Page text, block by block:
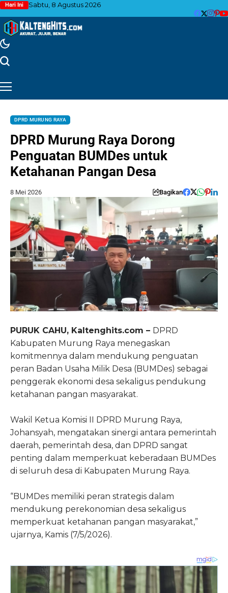
Hari Ini Sabtu, 8 Agustus 2026
DPRD MURUNG RAYA
DPRD Murung Raya Dorong
Penguatan BUMDes untuk
Ketahanan Pangan Desa
8 Mei 2026 Bagikan
PURUK CAHU, Kaltenghits.com – DPRD
Kabupaten Murung Raya menegaskan
komitmennya dalam mendukung penguatan
peran Badan Usaha Milik Desa (BUMDes) sebagai
penggerak ekonomi desa sekaligus pendukung
ketahanan pangan masyarakat.
Wakil Ketua Komisi II DPRD Murung Raya,
Johansyah, mengatakan sinergi antara pemerintah
daerah, pemerintah desa, dan DPRD sangat
penting dalam memperkuat keberadaan BUMDes
di seluruh desa di Kabupaten Murung Raya.
“BUMDes memiliki peran strategis dalam
mendukung perekonomian desa sekaligus
memperkuat ketahanan pangan masyarakat,”
ujarnya, Kamis (7/5/2026).